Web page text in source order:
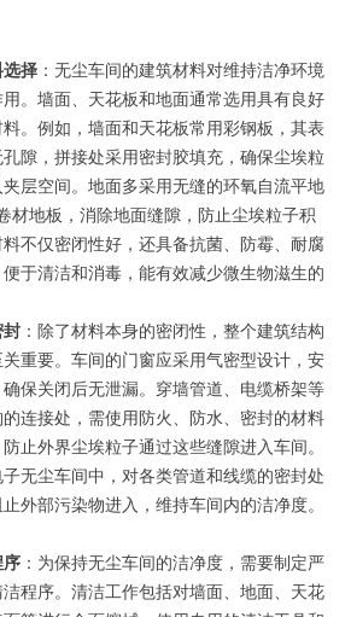
选择 ：无尘车间的建筑材料对维持洁净环境
用。墙面、天花板和地面通常选用具有良好
。例如，墙面和天花板常用彩钢板，其表
孔隙，拼接处采用密封胶填充，确保尘埃粒
层空间。地面多采用无缝的环氧自流平地
材地板，消除地面缝隙，防止尘埃粒子积
不仅密闭性好，还具备抗菌、防霉、耐腐
于清洁和消毒，能有效减少微生物滋生的
封 ：除了材料本身的密闭性，整个建筑结构
关重要。车间的门窗应采用气密型设计，安
保关闭后无泄漏。穿墙管道、电缆桥架等
连接处，需使用防火、防水、密封的材料
止外界尘埃粒子通过这些缝隙进入车间。
无尘车间中，对各类管道和线缆的密封处
外部污染物进入，维持车间内的洁净度。
序 ：为保持无尘车间的洁净度，需要制定严
程序。清洁工作包括对墙面、地面、天花